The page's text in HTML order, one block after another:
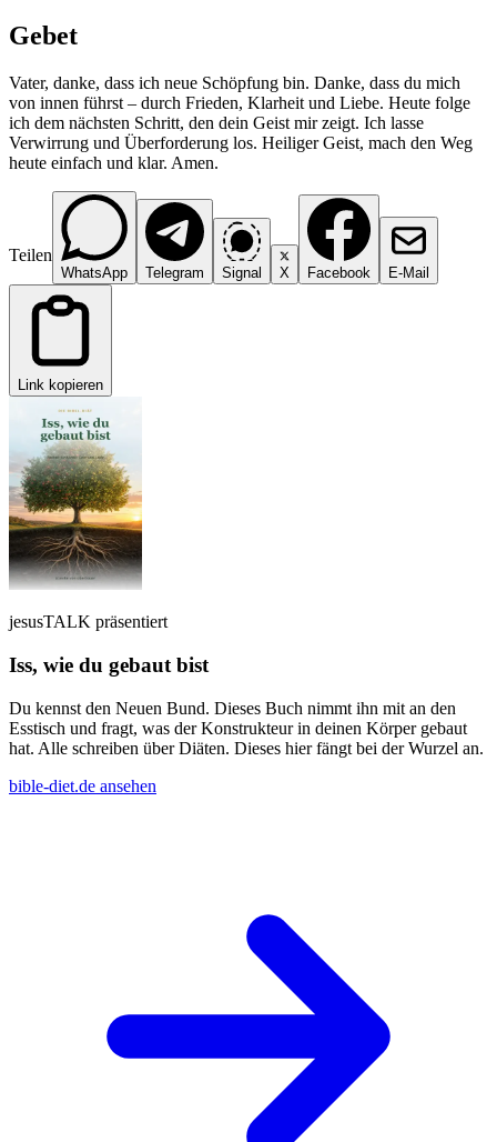
Gebet
Vater, danke, dass ich neue Schöpfung bin. Danke, dass du mich
von innen führst – durch Frieden, Klarheit und Liebe. Heute folge
ich dem nächsten Schritt, den dein Geist mir zeigt. Ich lasse
Verwirrung und Überforderung los. Heiliger Geist, mach den Weg
heute einfach und klar. Amen.
Teilen
WhatsApp Telegram Signal X Facebook E-Mail
Link kopieren
jesusTALK präsentiert
Iss, wie du gebaut bist
Du kennst den Neuen Bund. Dieses Buch nimmt ihn mit an den
Esstisch und fragt, was der Konstrukteur in deinen Körper gebaut
hat. Alle schreiben über Diäten. Dieses hier fängt bei der Wurzel an.
bible-diet.de ansehen